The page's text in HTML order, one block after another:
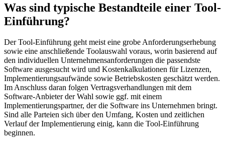
Was sind typische Bestandteile einer Tool-
Einführung?
Der Tool-Einführung geht meist eine grobe Anforderungserhebung
sowie eine anschließende Toolauswahl voraus, worin basierend auf
den individuellen Unternehmensanforderungen die passendste
Software ausgesucht wird und Kostenkalkulationen für Lizenzen,
Implementierungsaufwände sowie Betriebskosten geschätzt werden.
Im Anschluss daran folgen Vertragsverhandlungen mit dem
Software-Anbieter der Wahl sowie ggf. mit einem
Implementierungspartner, der die Software ins Unternehmen bringt.
Sind alle Parteien sich über den Umfang, Kosten und zeitlichen
Verlauf der Implementierung einig, kann die Tool-Einführung
beginnen.